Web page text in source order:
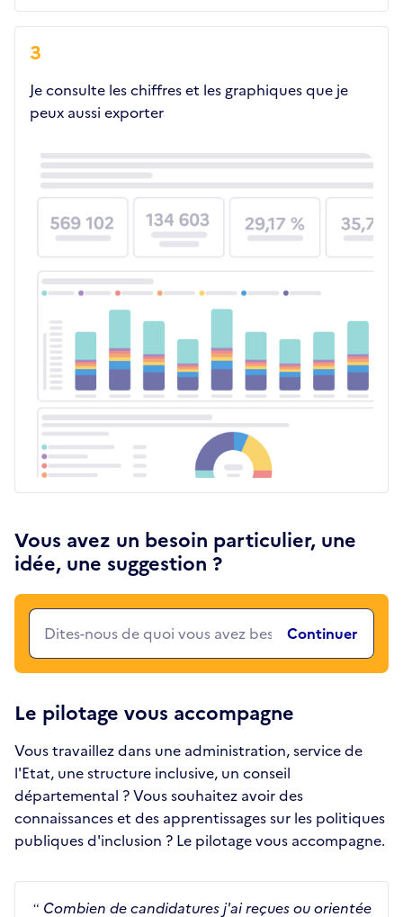
3
Je consulte les chiffres et les graphiques que je
peux aussi exporter
Vous avez un besoin particulier, une
idée, une suggestion ?
Continuer
Le pilotage vous accompagne
Vous travaillez dans une administration, service de
l'Etat, une structure inclusive, un conseil
départemental ? Vous souhaitez avoir des
connaissances et des apprentissages sur les politiques
publiques d'inclusion ? Le pilotage vous accompagne.
Combien de candidatures j'ai reçues ou orientée